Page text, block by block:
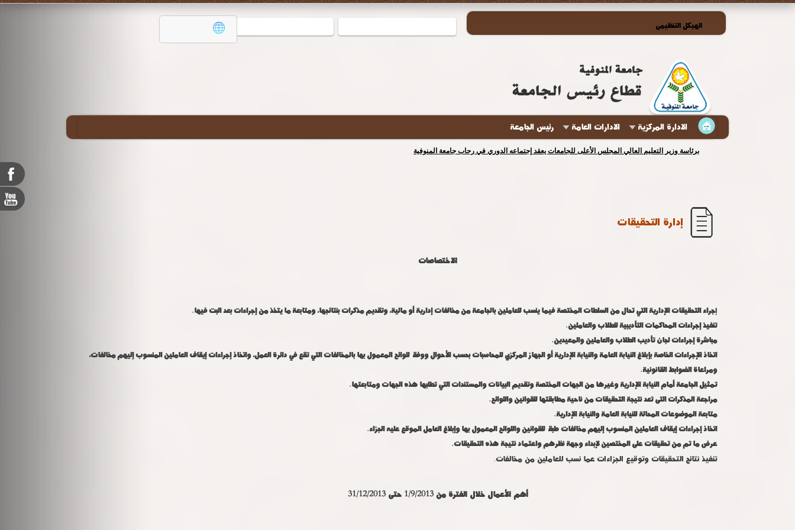
الهيكل التنظيمى
الادارة المركزية الادارات العامة رئيس الجامعة
برئاسة وزير التعليم العالي المجلس الأعلى للجامعات يعقد إجتماعه الدوري في رحاب جامعة المنوفية
إدارة التحقيقات
الاختصاصات
إجراء التحقيقات الإدارية التي تحال من السلطات المختصة فيما ينسب للعاملين بالجامعة من مخالفات إدارية أو مالية، وتقديم مذكرات بنتائجها، ومتابعة ما يتخذ من إجراءات بعد البت فيها.
تنفيذ إجراءات المحاكمات التأديبية للطلاب والعاملين.
مباشرة إجراءات لجان تأديب الطلاب والعاملين والمعيدين.
اتخاذ الإجراءات الخاصة بإبلاغ النيابة العامة والنيابة الإدارية أو الجهاز المركزي للمحاسبات بحسب الأحوال ووفقاً للوائح المعمول بها بالمخالفات التي تقع في دائرة العمل، واتخاذ إجراءات إيقاف العاملين المنسوب إليهم مخالفات،
ومراعاة الضوابط القانونية.
تمثيل الجامعة أمام النيابة الإدارية وغيرها من الجهات المختصة وتقديم البيانات والمستندات التي تطلبها هذه الجهات ومتابعتها.
مراجعة المذكرات التى تعد نتيجة التحقيقات من ناحية مطابقتها للقوانين واللوائح.
متابعة الموضوعات المحالة للنيابة العامة والنيابة الإدارية.
اتخاذ إجراءات إيقاف العاملين المنسوب إليهم مخالفات طبقاً للقوانين واللوائح المعمول بها وإبلاغ العامل الموقع عليه الجزاء.
عرض ما تم من تحقيقات على المختصين لإبداء وجهة نظرهم واعتماد نتيجة هذه التحقيقات.
تنفيذ نتائج التحقيقات وتوقيع الجزاءات عما نسب للعاملين من مخالفات.
أهم الأعمال خلال الفترة من 1/9/2013 حتى 31/12/2013